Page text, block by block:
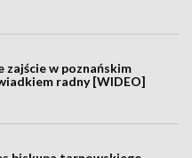
zajście w poznańskim
radny [WIDEO]